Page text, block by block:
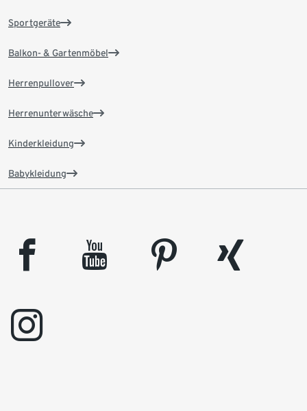
Sportgeräte
Balkon- & Gartenmöbel
Herrenpullover
Herrenunterwäsche
Kinderkleidung
Babykleidung
facebook youtube pinterest
xing
instagram